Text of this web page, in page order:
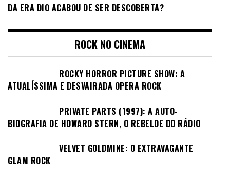
DA ERA DIO ACABOU DE SER DESCOBERTA?
ROCK NO CINEMA
ROCKY HORROR PICTURE SHOW: A
ATUALÍSSIMA E DESVAIRADA OPERA ROCK
PRIVATE PARTS (1997): A AUTO-
BIOGRAFIA DE HOWARD STERN, O REBELDE DO RÁDIO
VELVET GOLDMINE: O EXTRAVAGANTE
GLAM ROCK